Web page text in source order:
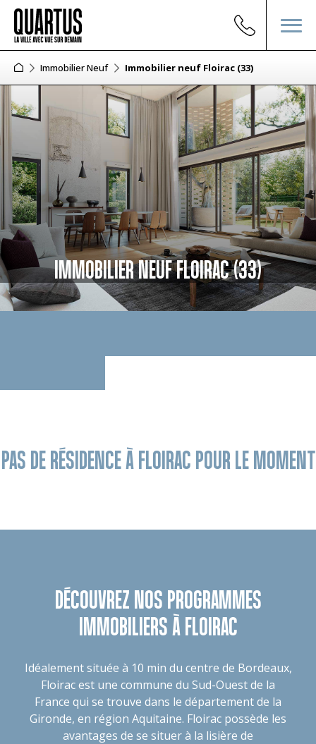
Immobilier Neuf Immobilier neuf Floirac (33)
IMMOBILIER NEUF FLOIRAC (33)
PAS DE RÉSIDENCE À FLOIRAC POUR LE MOMENT
DÉCOUVREZ NOS PROGRAMMES
IMMOBILIERS À FLOIRAC
Idéalement située à 10 min du centre de Bordeaux,
Floirac est une commune du Sud-Ouest de la
France qui se trouve dans le département de la
Gironde, en région Aquitaine. Floirac possède les
avantages de se situer à la lisière de